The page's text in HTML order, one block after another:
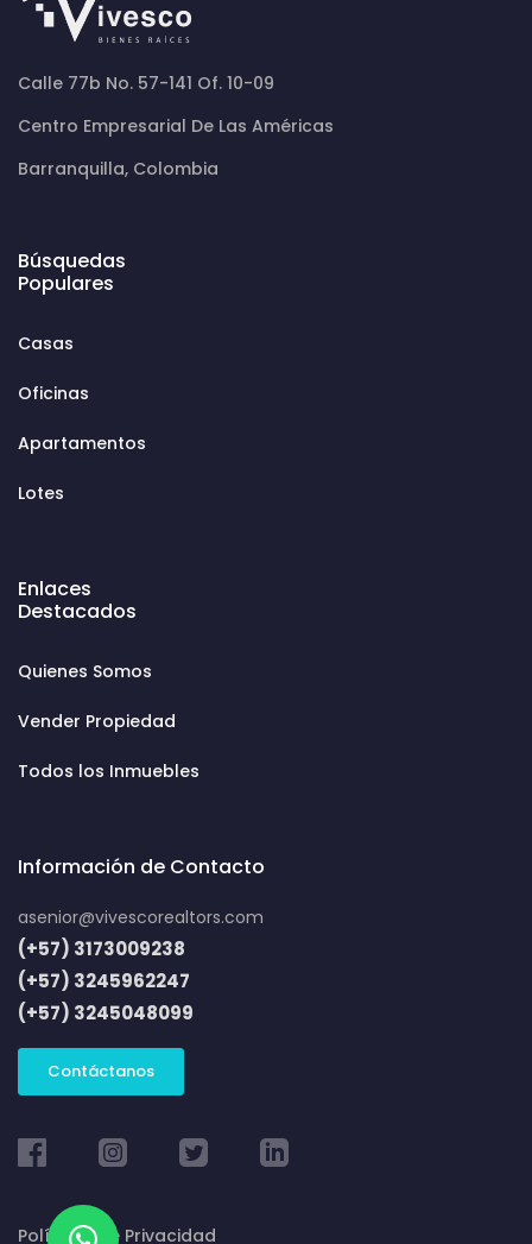
Calle 77b No. 57-141 Of. 10-09
Centro Empresarial De Las Américas
Barranquilla, Colombia
Búsquedas
Populares
Casas
Oficinas
Apartamentos
Lotes
Enlaces
Destacados
Quienes Somos
Vender Propiedad
Todos los Inmuebles
Información de Contacto
asenior@vivescorealtors.com
(+57) 3173009238
(+57) 3245962247
(+57) 3245048099
Contáctanos
Políticas de Privacidad